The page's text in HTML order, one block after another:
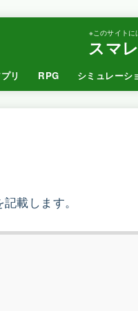
※このサイトに
スマ
リ RPG シミュレーシ
載します。